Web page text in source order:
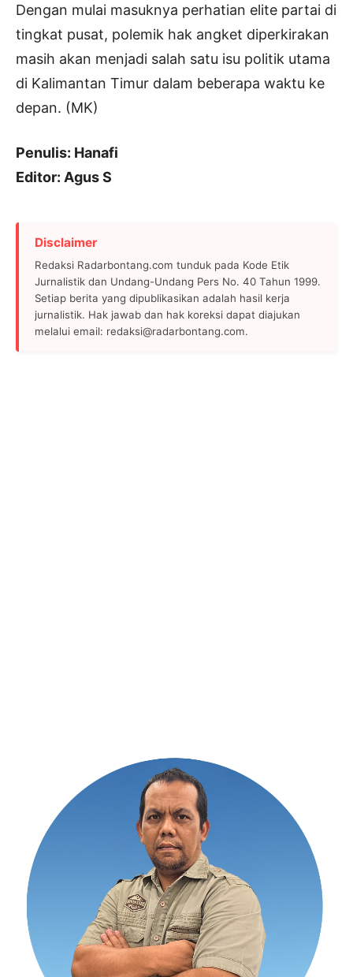
Dengan mulai masuknya perhatian elite partai di
tingkat pusat, polemik hak angket diperkirakan
masih akan menjadi salah satu isu politik utama
di Kalimantan Timur dalam beberapa waktu ke
depan. (MK)
Penulis: Hanafi
Editor: Agus S
Disclaimer
Redaksi Radarbontang.com tunduk pada Kode Etik
Jurnalistik dan Undang-Undang Pers No. 40 Tahun 1999.
Setiap berita yang dipublikasikan adalah hasil kerja
jurnalistik. Hak jawab dan hak koreksi dapat diajukan
melalui email: redaksi@radarbontang.com.